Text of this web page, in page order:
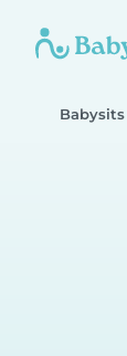
Babysits